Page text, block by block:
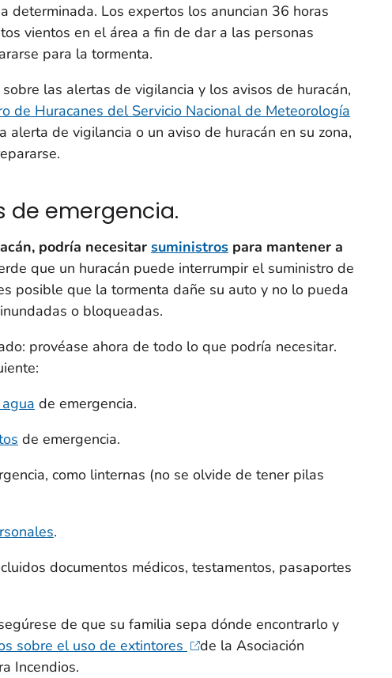
determinada. Los expertos los anuncian 36 horas
vientos en el área a fin de dar a las personas
para la tormenta.
las alertas de vigilancia y los avisos de huracán,
de Huracanes del Servicio Nacional de Meteorología
alerta de vigilancia o un aviso de huracán en su zona,
de emergencia.
podría necesitar suministros para mantener a
que un huracán puede interrumpir el suministro de
posible que la tormenta dañe su auto y no lo pueda
o bloqueadas.
provéase ahora de todo lo que podría necesitar.
de emergencia.
de emergencia.
como linternas (no se olvide de tener pilas
.
documentos médicos, testamentos, pasaportes
de que su familia sepa dónde encontrarlo y
sobre el uso de extintores
de la Asociación
Incendios.